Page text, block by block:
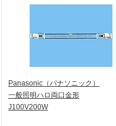
Panasonic（パナソニック）
一般照明ハロ両口金形
J100V200W